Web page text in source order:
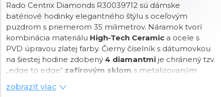
Rado Centrix Diamonds R30039712 sú dámske
batériové hodinky elegantného štýlu s oceľovým
puzdrom s priemerom 35 milimetrov. Náramok tvorí
kombinácia materiálu High-Tech Ceramic a ocele s
PVD úpravou zlatej farby. Čierny číselník s dátumovkou
na šiestej hodine zdobený 4 diamantmi je chránený tzv.
„edge to edge“ zafírovým sklom s metalizovaným
rámčekom, ktoré siaha až k úplnému okraju puzdra.
Pohon hodiniek zaisťuje švajčiarsky
zobraziť viac